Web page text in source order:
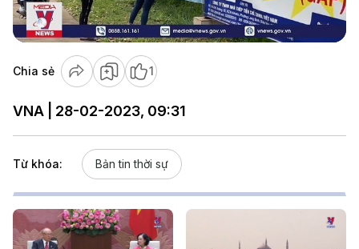
Video
Chia sẻ 1
VNA | 28-02-2023, 09:31
Từ khóa: Bản tin thời sự